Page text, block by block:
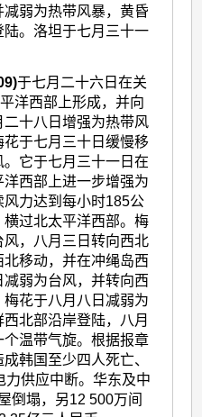
弱为热带风暴，黄昏
。洛坦于七月三十一
于七月二十六日在关
洋西部上形成，并向
十八日增强为热带风
于七月三十日缓慢移
它于七月三十一日在
西部上进一步增强为
力达到每小时185公
过北太平洋西部。梅
，八月三日转向西北
移动，并在冲绳岛西
弱为台风，并转向西
花于八月八日减弱为
北部沿岸登陆，八月
温带气旋。根据报章
韩国至少四人死亡、
力供应中断。华东及中
倒塌，另12 500万间